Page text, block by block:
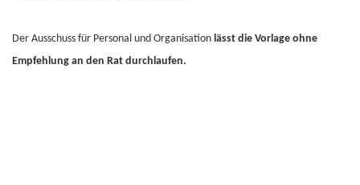
Der Ausschuss für Personal und Organisation lässt die Vorlage ohne
Empfehlung an den Rat durchlaufen.